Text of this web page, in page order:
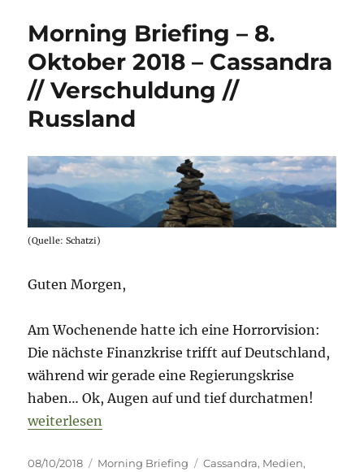
2019
Morning Briefing – 8.
Oktober 2018 – Cassandra
// Verschuldung //
Russland
(Quelle: Schatzi)
Guten Morgen,
Am Wochenende hatte ich eine Horrorvision:
Die nächste Finanzkrise trifft auf Deutschland,
während wir gerade eine Regierungskrise
haben… Ok, Augen auf und tief durchatmen!
„Morning Briefing – 8. Oktober 2018 – Cassandra
weiterlesen
Veröffentlicht
08/10/2018 Kategorien
Morning Briefing Schlagwörter
Cassandra, Medien,